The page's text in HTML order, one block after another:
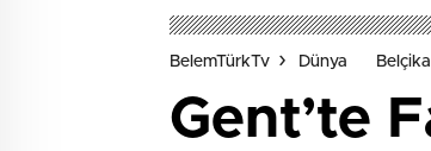
BelemTürkTv Dünya Belçika
Gent’te